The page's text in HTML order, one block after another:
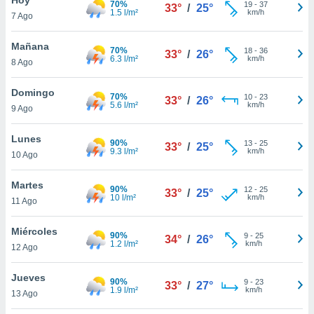
en
más
nuestra
de
cookies
aceptar
7 Ago
70%
1.5 l/m²
33° / 25° 19- 37
km/h
Mañana
8 Ago
70%
6.3 l/m²
33° / 26° 18- 36
km/h
Domingo
9 Ago
70%
5.6 l/m²
33° / 26° 10- 23
km/h
Lunes
10 Ago
90%
9.3 l/m²
33° / 25° 13- 25
km/h
Martes
11 Ago
90%
10 l/m²
33° / 25° 12- 25
km/h
Miércoles
12 Ago
90%
1.2 l/m²
34° / 26° 9- 25
km/h
Jueves
13 Ago
90%
1.9 l/m²
33° / 27° 9- 23
km/h